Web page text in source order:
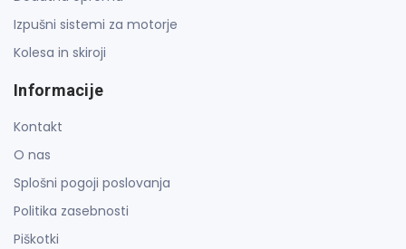
Izpušni sistemi za motorje
Kolesa in skiroji
Informacije
Kontakt
O nas
Splošni pogoji poslovanja
Politika zasebnosti
Piškotki